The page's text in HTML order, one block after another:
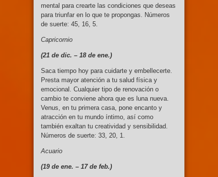
mental para crearte las condiciones que deseas
para triunfar en lo que te propongas. Números
de suerte: 45, 16, 5.
Capricornio
(21 de dic. – 18 de ene.)
Saca tiempo hoy para cuidarte y embellecerte.
Presta mayor atención a tu salud física y
emocional. Cualquier tipo de renovación o
cambio te conviene ahora que es luna nueva.
Venus, en tu primera casa, pone encanto y
atracción en tu mundo íntimo, así como
también exaltan tu creatividad y sensibilidad.
Números de suerte: 33, 20, 1.
Acuario
(19 de ene. – 17 de feb.)